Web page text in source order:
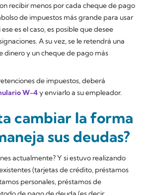
recibir menos por cada cheque de pago
de impuestos más grande para usar
es el caso, es posible que desee
A su vez, se le retendrá una
dinero y un cheque de pago más
de impuestos, deberá
W-4y enviarlo a su empleador.
cambiar la forma
sus deudas?
actualmente? Y si estuvo realizando
(tarjetas de crédito, préstamos
personales, préstamos de